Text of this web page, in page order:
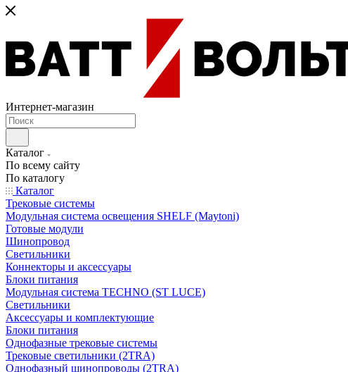
Интернет-магазин
Каталог
По всему сайту
По каталогу
Каталог
Трековые системы
Модульная система освещения SHELF (Maytoni)
Готовые модули
Шинопровод
Светильники
Коннекторы и аксессуары
Блоки питания
Модульная система TECHNO (ST LUCE)
Светильники
Аксессуары и комплектующие
Блоки питания
Однофазные трековые системы
Трековые светильники (2TRA)
Однофазный шинопроводы (2TRA)